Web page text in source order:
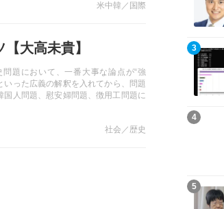
米中韓／国際
大高未貴】
題において、一番大事な論点が“強
いった広義の解釈を入れてから、問題
人問題、慰安婦問題、徴用工問題に
きされていた。果たしてその真意とは
社会／歴史
3
4
5